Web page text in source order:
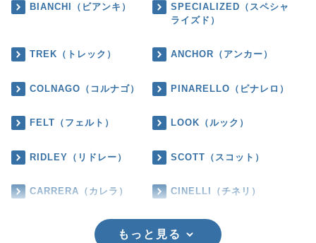
BIANCHI（ビアンキ）
SPECIALIZED（スペシャ
ライズド）
TREK（トレック） ANCHOR（アンカー）
COLNAGO（コルナゴ） PINARELLO（ピナレロ）
FELT（フェルト） LOOK（ルック）
RIDLEY（リドレー） SCOTT（スコット）
CARRERA（カレラ） CINELLI（チネリ）
もっと見る